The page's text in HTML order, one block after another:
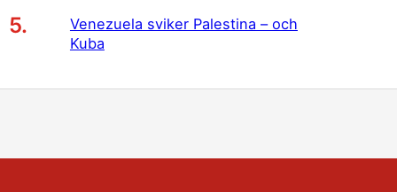
Venezuela sviker Palestina – och
Kuba